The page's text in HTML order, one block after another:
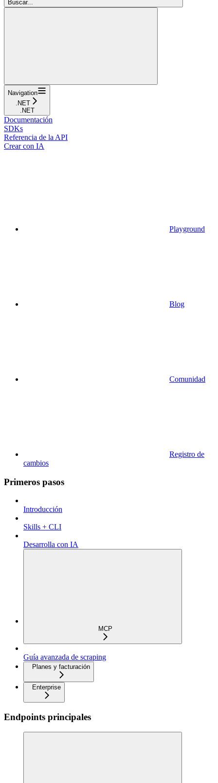
Buscar...
Navigation
.NET
.NET
Documentación
SDKs
Referencia de la API
Crear con IA
Playground
Blog
Comunidad
Registro de
cambios
Primeros pasos
Introducción
Skills + CLI
Desarrolla con IA
MCP
Guía avanzada de scraping
Planes y facturación
Enterprise
Endpoints principales